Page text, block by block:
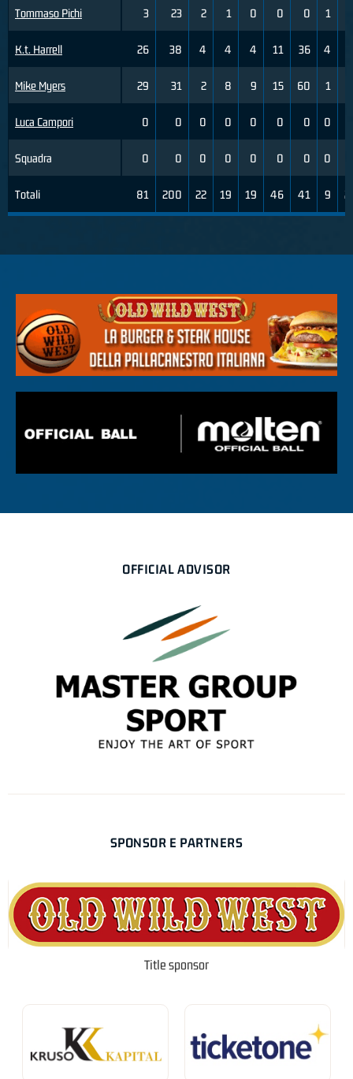
Tommaso Pichi
K.t. Harrell
Mike Myers
Luca Campori
Squadra
Totali
3 23 2 1 0 0 0 1
26 38 4 4 4 11 36 4
29 31 2 8 9 15 60 1
0 0 0 0 0 0 0 0
0 0 0 0 0 0 0 0
81 200 22 19 19 46 41 9
OFFICIAL ADVISOR
SPONSOR E PARTNERS
Title sponsor